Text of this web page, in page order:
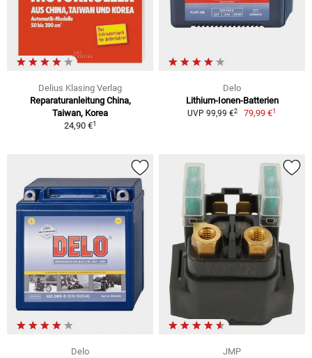
Delius Klasing Verlag
Reparaturanleitung China,
Taiwan, Korea
24,90 €1
Delo
Lithium-Ionen-Batterien
UVP 99,99 €2 79,99 €1
Delo
JMP